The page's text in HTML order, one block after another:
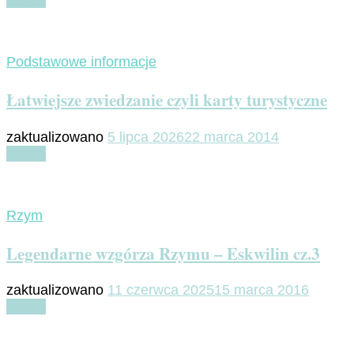
Podstawowe informacje
Łatwiejsze zwiedzanie czyli karty turystyczne
zaktualizowano 5 lipca 202622 marca 2014
Rzym
Legendarne wzgórza Rzymu – Eskwilin cz.3
zaktualizowano 11 czerwca 202515 marca 2016